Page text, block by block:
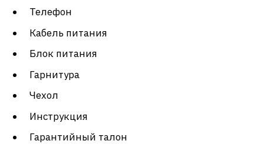
Телефон
Кабель питания
Блок питания
Гарнитура
Чехол
Инструкция
Гарантийный талон